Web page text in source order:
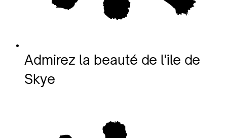
Admirez la beauté de l'ile de
Skye